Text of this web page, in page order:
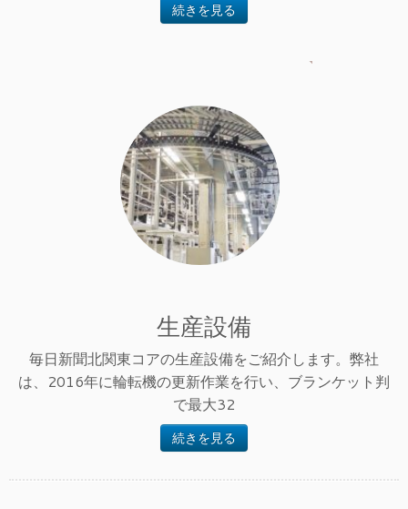
続きを見る
生産設備
毎日新聞北関東コアの生産設備をご紹介します。弊社
は、2016年に輪転機の更新作業を行い、ブランケット判
で最大32
続きを見る